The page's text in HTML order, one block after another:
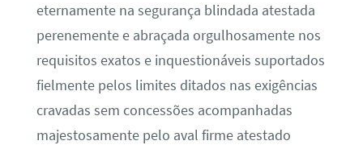
eternamente na segurança blindada atestada
perenemente e abraçada orgulhosamente nos
requisitos exatos e inquestionáveis suportados
fielmente pelos limites ditados nas exigências
cravadas sem concessões acompanhadas
majestosamente pelo aval firme atestado